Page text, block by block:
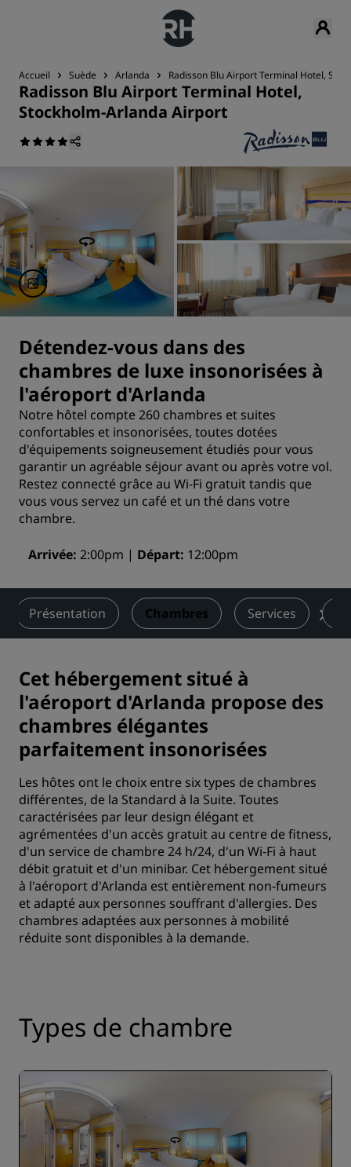
Accueil Suède Arlanda Radisson Blu Airport Terminal Hotel,
Radisson Blu Airport Terminal Hotel,
Stockholm-Arlanda Airport
Détendez-vous dans des
chambres de luxe insonorisées à
l'aéroport d'Arlanda
Notre hôtel compte 260 chambres et suites
confortables et insonorisées, toutes dotées
d'équipements soigneusement étudiés pour vous
garantir un agréable séjour avant ou après votre vol.
Restez connecté grâce au Wi-Fi gratuit tandis que
vous vous servez un café et un thé dans votre
chambre.
Arrivée 2:00pm Départ 12:00pm
Présentation Chambres Services
Cet hébergement situé à
l'aéroport d'Arlanda propose des
chambres élégantes
parfaitement insonorisées
Les hôtes ont le choix entre six types de chambres
différentes, de la Standard à la Suite. Toutes
caractérisées par leur design élégant et
agrémentées d'un accès gratuit au centre de fitness,
d'un service de chambre 24 h/24, d'un Wi-Fi à haut
débit gratuit et d'un minibar. Cet hébergement situé
à l'aéroport d'Arlanda est entièrement non-fumeurs
et adapté aux personnes souffrant d'allergies. Des
chambres adaptées aux personnes à mobilité
réduite sont disponibles à la demande.
Types de chambre